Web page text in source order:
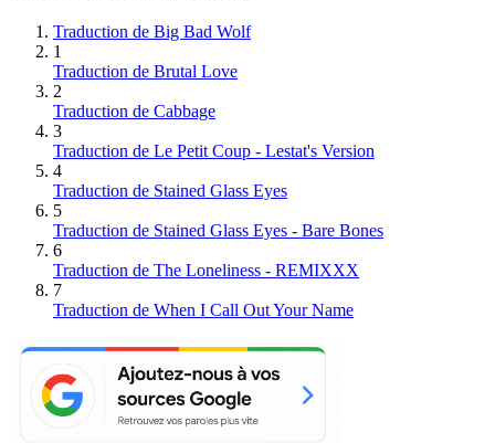
Traduction de Big Bad Wolf
1
Traduction de Brutal Love
2
Traduction de Cabbage
3
Traduction de Le Petit Coup - Lestat's Version
4
Traduction de Stained Glass Eyes
5
Traduction de Stained Glass Eyes - Bare Bones
6
Traduction de The Loneliness - REMIXXX
7
Traduction de When I Call Out Your Name